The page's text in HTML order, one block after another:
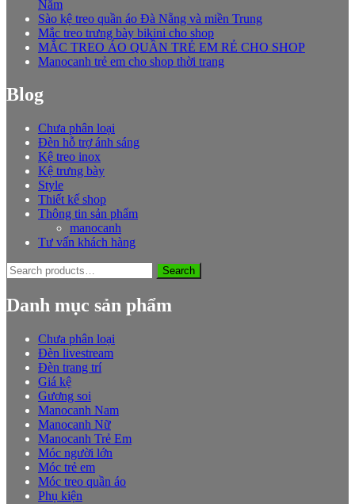
Năm
Sào kệ treo quần áo Đà Nẵng và miền Trung
Mắc treo trưng bày bikini cho shop
MẮC TREO ÁO QUẦN TRẺ EM RẺ CHO SHOP
Manocanh trẻ em cho shop thời trang
Blog
Chưa phân loại
Đèn hỗ trợ ánh sáng
Kệ treo inox
Kệ trưng bày
Style
Thiết kế shop
Thông tin sản phẩm
manocanh
Tư vấn khách hàng
Search
for:
Search
Danh mục sản phẩm
Chưa phân loại
Đèn livestream
Đèn trang trí
Giá kệ
Gương soi
Manocanh Nam
Manocanh Nữ
Manocanh Trẻ Em
Móc người lớn
Móc trẻ em
Móc treo quần áo
Phụ kiện